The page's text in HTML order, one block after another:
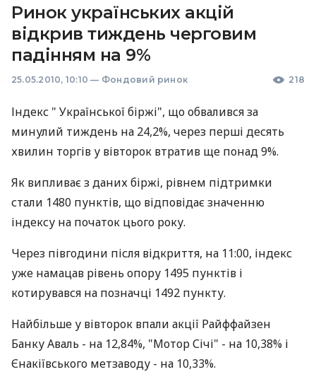
Ринок українських акцій
відкрив тиждень черговим
падінням на 9%
25.05.2010, 10:10 — Фондовий ринок 218
Індекс " Української біржі", що обвалився за
минулий тиждень на 24,2%, через перші десять
хвилин торгів у вівторок втратив ще понад 9%.
Як випливає з даних біржі, рівнем підтримки
стали 1480 пунктів, що відповідає значенню
індексу на початок цього року.
Через півгодини після відкриття, на 11:00, індекс
уже намацав рівень опору 1495 пунктів і
котирувався на позначці 1492 пункту.
Найбільше у вівторок впали акції Райффайзен
Банку Аваль - на 12,84%, "Мотор Січі" - на 10,38% і
Єнакіївського метзаводу - на 10,33%.